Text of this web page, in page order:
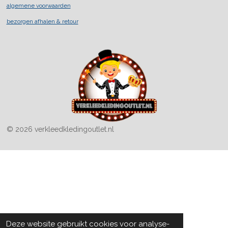
Deze website gebruikt cookies voor analyse-
algemene voorwaarden
bezorgen afhalen & retour
© 2026 verkleedkledingoutlet.nl